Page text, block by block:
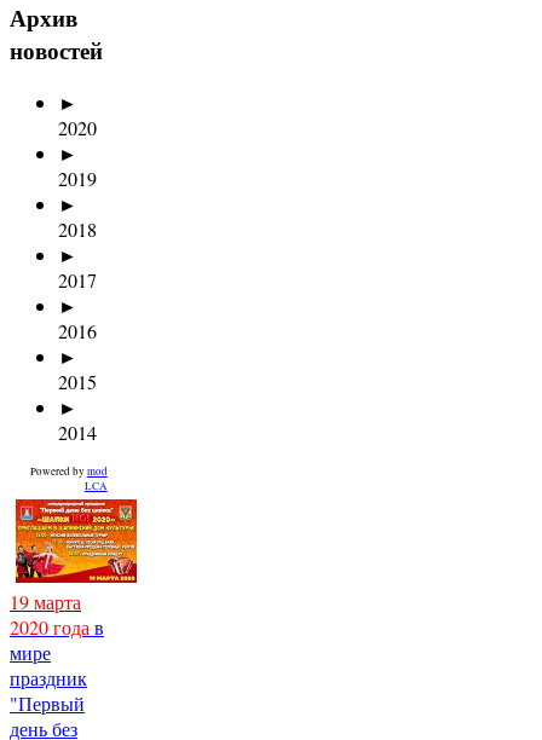
Архив
новостей
►
2020
►
2019
►
2018
►
2017
►
2016
►
2015
►
2014
Powered by mod
LCA
19 марта
2020 года в
мире
праздник
"Первый
день без